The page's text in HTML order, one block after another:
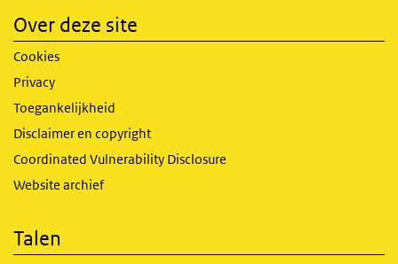
Over deze site
Cookies
Privacy
Toegankelijkheid
Disclaimer en copyright
Coordinated Vulnerability Disclosure
Website archief
Talen